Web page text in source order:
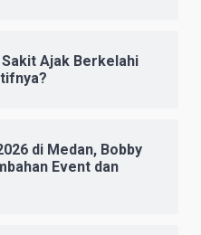
Ajak Berkelahi
di Medan, Bobby
Event dan